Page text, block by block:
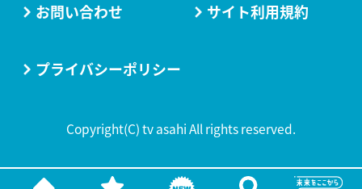
お問い合わせ サイト利用規約
プライバシーポリシー
Copyright(C) tv asahi All rights reserved.